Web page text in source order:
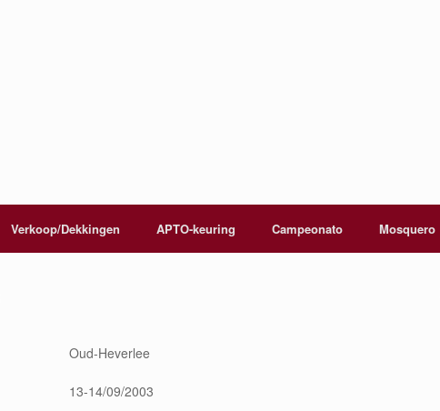
Verkoop/Dekkingen APTO-keuring Campeonato Mosquero
Oud-Heverlee
13-14/09/2003